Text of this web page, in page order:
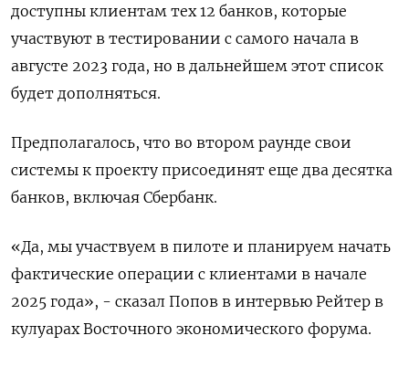
доступны клиентам тех 12 банков, которые
участвуют в тестировании с самого начала в
августе 2023 года, но в дальнейшем этот список
будет дополняться.
Предполагалось, что во втором раунде свои
системы к проекту присоединят еще два десятка
банков, включая Сбербанк.
«Да, мы участвуем в пилоте и планируем начать
фактические операции с клиентами в начале
2025 года», - сказал Попов в интервью Рейтер в
кулуарах Восточного экономического форума.